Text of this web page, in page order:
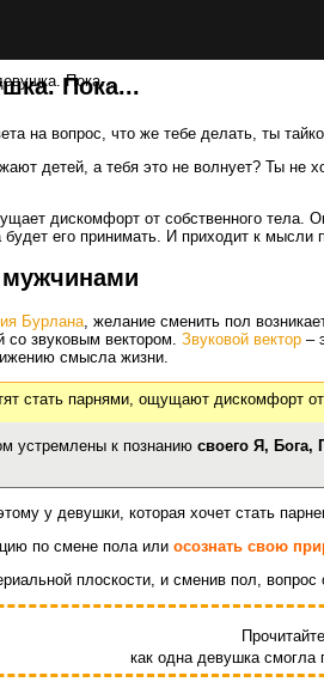
Пока...
Пока...
на вопрос, что же тебе делать, ты
детей, а тебя это не волнует? Ты
дискомфорт от собственного тела.
его принимать. И приходит к мысли
мужчинами
Бурлана , желание сменить пол
звуковым вектором. Звуковой вектор –
смысла жизни.
стать парнями, ощущают дискомфорт
устремлены к познанию своего Я,
у девушки, которая хочет стать
по смене пола или осознать свою
плоскости, и сменив пол,
Прочитайте
как одна девушка смогла